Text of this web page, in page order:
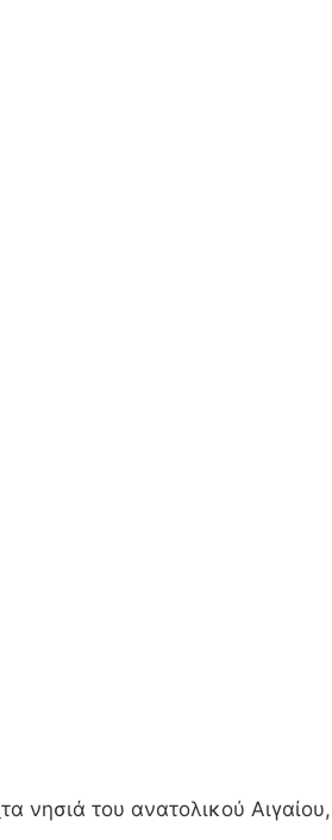
τα νησιά του ανατολικού Αιγαίου,